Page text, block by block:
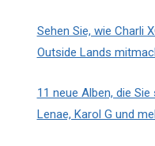
Sehen Sie, wie Charli
Outside Lands
11 neue Alben, die
Lenae, Karol G und